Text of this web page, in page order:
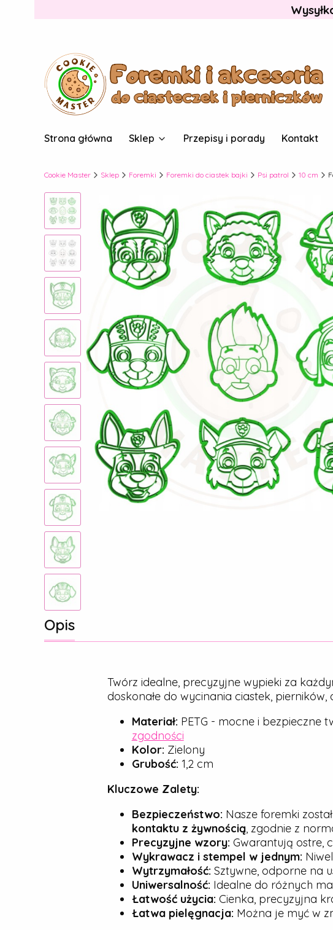
Strona główna Sklep Przepisy i porady Kontakt
Cookie Master Sklep Foremki Foremki do ciastek bajki Psi patrol 10 cm
Opis
Twórz idealne, precyzyjne wypieki za
doskonałe do wycinania ciastek,
Materiał: PETG - mocne i bezpieczne
zgodności
Kolor: Zielony
Grubość: 1,2 cm
Kluczowe Zalety:
Bezpieczeństwo: Nasze foremki
kontaktu z żywnością, zgodnie z
Precyzyjne wzory: Gwarantują ostre,
Wykrawacz i stempel w jednym:
Wytrzymałość: Sztywne, odporne na
Uniwersalność: Idealne do różnych
Łatwość użycia: Cienka, precyzyjna
Łatwa pielęgnacja: Można je myć w